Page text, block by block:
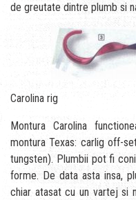
de greutate dintre plumb si
Carolina rig
Montura Carolina
montura Texas: carlig off-
tungsten). Plumbii pot fi
forme. De data asta insa,
chiar atasat cu un vartej si